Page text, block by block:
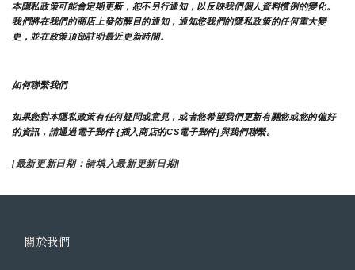
本隱私政策可能會定期更新，恕不另行通知，以反映我們個人資料慣例的變化。
我們將在我們的商店上發佈醒目的通知，通知您我們的隱私政策的任何重大變
更，並在政策頂部註明最近更新時間。
如何聯繫我們
如果您對本隱私政策有任何疑問或意見，或者您希望我們更新有關您或您的偏好
的資訊，請通過電子郵件 {插入商店的CS電子郵件]與我們聯繫。
[最新更新日期：請填入最新更新日期]
關於我們